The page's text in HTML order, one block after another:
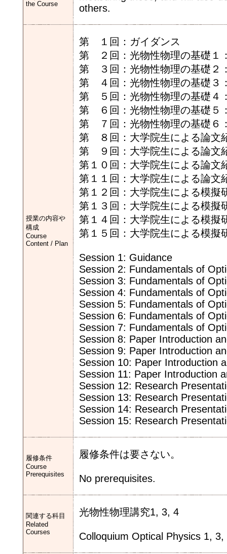
the Course
others.
授業の内容や
構成
Course
Content / Plan
第 １回：ガイダンス
第 ２回：光物性物理の基礎１
第 ３回：光物性物理の基礎２
第 ４回：光物性物理の基礎３
第 ５回：光物性物理の基礎４
第 ６回：光物性物理の基礎５
第 ７回：光物性物理の基礎６
第 ８回：大学院生による論文
第 ９回：大学院生による論文
第１０回：大学院生による論文
第１１回：大学院生による論文
第１２回：大学院生による模擬
第１３回：大学院生による模擬
第１４回：大学院生による模擬
第１５回：大学院生による模擬
Session 1: Guidance
Session 2: Fundamentals of
Session 3: Fundamentals of
Session 4: Fundamentals of
Session 5: Fundamentals of
Session 6: Fundamentals of
Session 7: Fundamentals of
Session 8: Paper Introduction
Session 9: Paper Introduction
Session 10: Paper Introduction
Session 11: Paper Introduction
Session 12: Research
Session 13: Research
Session 14: Research
Session 15: Research
履修条件
Course
Prerequisites
履修条件は要さない。
No prerequisites.
関連する科目
Related
Courses
光物性物理講究1, 3, 4
Colloquium Optical Physics 1, 3,